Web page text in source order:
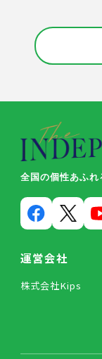
全国の個性あふれ
運営会社
株式会社Kips